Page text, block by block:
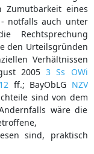
Zumutbarkeit eines
notfalls auch unter
Rechtsprechung
den Urteilsgründen
Verhältnissen
20053 Ss OWi
ff.; BayObLG NZV
sind von dem
wäre die
sind, praktisch